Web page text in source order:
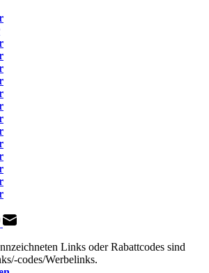
Links oder Rabattcodes sind
codes/Werbelinks.